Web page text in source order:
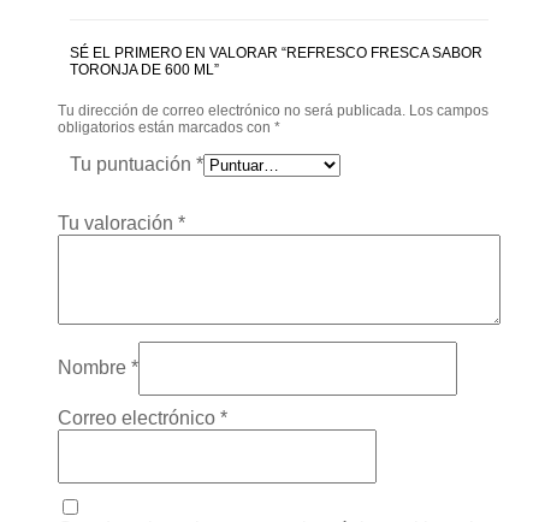
SÉ EL PRIMERO EN VALORAR “REFRESCO FRESCA SABOR
TORONJA DE 600 ML”
Tu dirección de correo electrónico no será publicada. Los campos
obligatorios están marcados con *
Tu puntuación *
Tu valoración *
Nombre *
Correo electrónico *